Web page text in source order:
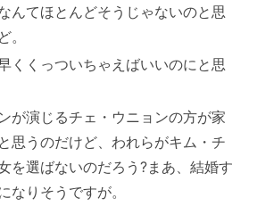
んてほとんどそうじゃないのと思
。
くくっついちゃえばいいのにと思
が演じるチェ・ウニョンの方が家
思うのだけど、われらがキム・チ
を選ばないのだろう?まあ、結婚す
なりそうですが。